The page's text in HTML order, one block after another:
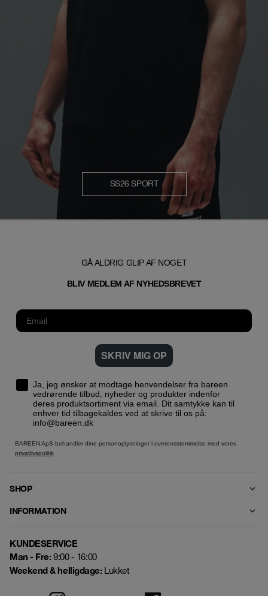
SS26 SPORT
GÅ ALDRIG GLIP AF NOGET
BLIV MEDLEM AF NYHEDSBREVET
SKRIV MIG OP
Ja, jeg ønsker at modtage henvendelser fra bareen
vedrørende tilbud, nyheder og produkter indenfor
deres produktsortiment via email. Dit samtykke kan til
enhver tid tilbagekaldes ved at skrive til os på:
info@bareen.dk
BAREEN ApS behandler dine personoplysninger i overensstemmelse med vores
privatlivspolitik
SHOP
INFORMATION
KUNDESERVICE
Man - Fre:9:00 - 16:00
Weekend & helligdage:Lukket